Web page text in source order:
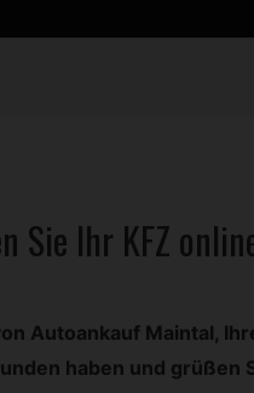
Sie Ihr KFZ
Autoankauf Maintal,
haben und grüßen